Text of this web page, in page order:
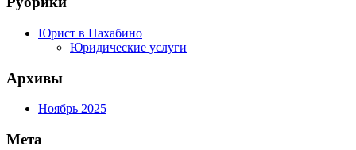
Юрист в Нахабино
Юридические услуги
Архивы
Ноябрь 2025
Мета